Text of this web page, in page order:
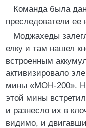
Команда была
преследователи
Моджахеды
елку и там нашел
встроенным
активизировало
мины «МОН-200».
этой мины
и разнесло их в
видимо, и